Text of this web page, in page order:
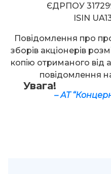
Увага!
ЄДРПОУ
ISIN
Повідомлення про
зборів акціонерів
копію отриманого від
повідомлення
–АТ